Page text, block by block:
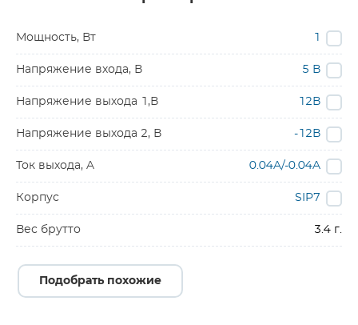
Мощность, Вт
Напряжение входа, В 5 В
Напряжение выхода 1,В 12В
Напряжение выхода 2, В -12В
Ток выхода, A 0.04A/-0.04A
Корпус SIP7
Вес брутто 3.4 г.
Подобрать похожие